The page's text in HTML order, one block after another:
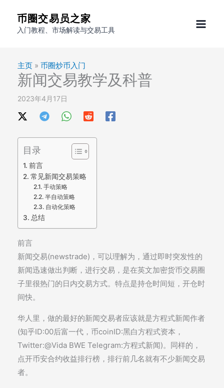
币圈交易员之家
入门教程、市场解读与交易工具
主页 » 币圈炒币入门
新闻交易教学及科普
2023年4月17日
目录
前言
常见新闻交易策略
手动策略
半自动策略
自动化策略
总结
前言
新闻交易(newstrade)，可以理解为，通过即时突发性的
新闻迅速做出判断，进行交易，是在英文加密货币交易圈
子里很热门的日内交易方式。特点是持仓时间短，开仓时
间快。
华人里，做的最好的新闻交易者应该就是方程式新闻作者
(知乎ID:00后富一代，币coinID:黑白方程式资本，
Twitter:@Vida BWE Telegram:方程式新闻)。同样的，
点开币安合约收益排行榜，排行前几名就有不少新闻交易
者。